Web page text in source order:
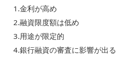
1.金利が高め
2.融資限度額は低め
3.用途が限定的
4.銀行融資の審査に影響が出る